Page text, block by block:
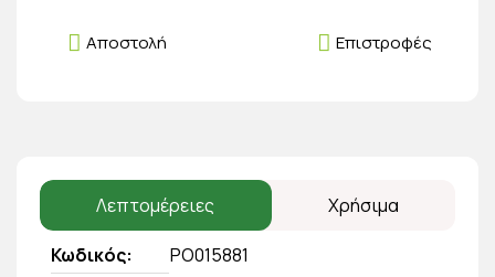
Επιστροφές
Αποστολή
Λεπτομέρειες Χρήσιμα
Κωδικός
PO015881